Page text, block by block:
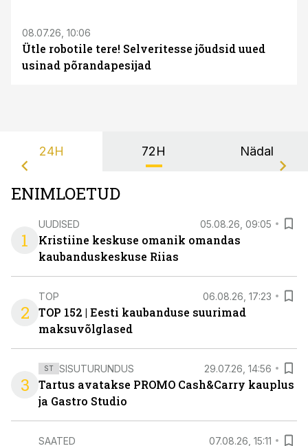
08.07.26, 10:06
Ütle robotile tere! Selveritesse jõudsid uued
usinad põrandapesijad
24H 72H Nädal
ENIMLOETUD
1
UUDISED 05.08.26, 09:05
Kristiine keskuse omanik omandas
kaubanduskeskuse Riias
2
TOP 06.08.26, 17:23
TOP 152 | Eesti kaubanduse suurimad
maksuvõlglased
3
ST SISUTURUNDUS 29.07.26, 14:56
Tartus avatakse PROMO Cash&Carry kauplus
ja Gastro Studio
SAATED 07.08.26, 15:11